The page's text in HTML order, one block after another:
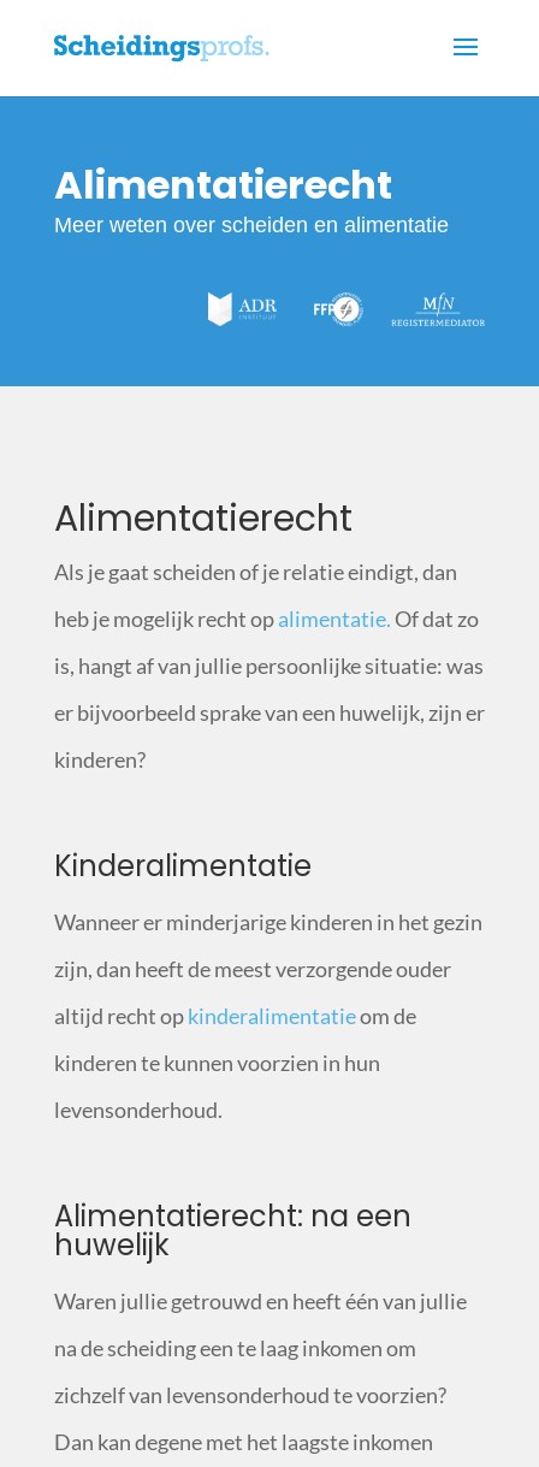
Alimentatierecht
Meer weten over scheiden en alimentatie
Alimentatierecht
Als je gaat scheiden of je relatie eindigt, dan
heb je mogelijk recht opalimentatie. Of dat zo
is, hangt af van jullie persoonlijke situatie: was
er bijvoorbeeld sprake van een huwelijk, zijn er
kinderen?
Kinderalimentatie
Wanneer er minderjarige kinderen in het gezin
zijn, dan heeft de meest verzorgende ouder
altijd recht opkinderalimentatieom de
kinderen te kunnen voorzien in hun
levensonderhoud.
Alimentatierecht: na een
huwelijk
Waren jullie getrouwd en heeft één van jullie
na de scheiding een te laag inkomen om
zichzelf van levensonderhoud te voorzien?
Dan kan degene met het laagste inkomen